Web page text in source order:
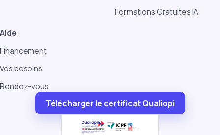
Formations Gratuites IA
Aide
Financement
Vos besoins
Rendez-vous
Télécharger le certificat Qualiopi